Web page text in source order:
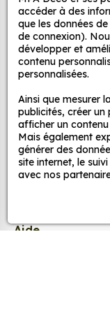
et ce, à moindre
Quels sont
décoration ?
Une grande
nos
disponibles
de couleurs,
sticker
Une
à installer,
les décoller
la surface
d’une
MPA Déco
Nos services
Nos sites
Aide
accéder à des
que les données
de connexion).
développer et
contenu
personnalisées.
Ainsi que mesurer
publicités, créer
afficher un
Mais également
générer des
site internet, le
avec nos